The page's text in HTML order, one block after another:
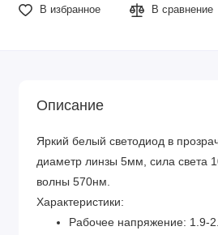
В избранное В сравнение
Описание
Яркий белый светодиод в
диаметр линзы 5мм, сила света
волны 570нм.
Характеристики:
Рабочее напряжение: 1.9-